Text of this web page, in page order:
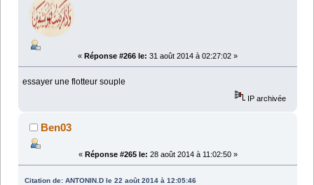
« Réponse #266 le: 31 août 2014 à 02:27:02 »
essayer une flotteur souple
IP archivée
Ben03
« Réponse #265 le: 28 août 2014 à 11:02:50 »
Citation de: ANTONIN.D le 22 août 2014 à 12:05:46